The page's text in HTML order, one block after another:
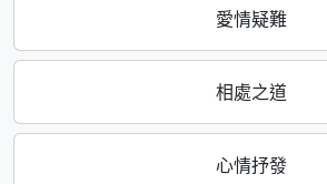
愛情疑難
相處之道
心情抒發